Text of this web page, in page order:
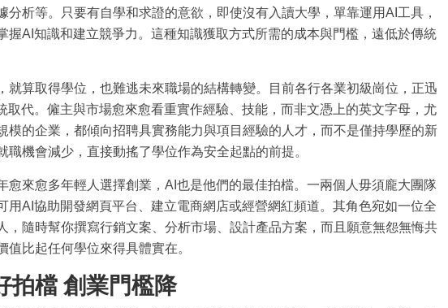
分析等。只要有自學和求證的意欲，即使沒有入讀大學，單靠運用AI工具，
握AI知識和建立競爭力。這種知識獲取方式所需的成本與門檻，遠低於傳統
就算取得學位，也難逃未來職場的結構轉變。目前各行各業初級崗位，正迅
取代。僱主與市場愈來愈看重實作經驗、技能，而非文憑上的英文字母，尤
模的企業，都傾向招聘具實務能力與項目經驗的人才，而不是僅持學歷的新
職機會減少，直接動搖了學位作為安全起點的前提。
愈來愈多年輕人選擇創業，AI也是他們的最佳拍檔。一兩個人毋須龐大團隊
用AI協助開發網頁平台、建立電商網店或經營網紅頻道。其角色宛如一位全
，隨時幫你撰寫行銷文案、分析市場、設計產品方案，而且願意無怨無悔共
值比起任何學位來得具體實在。
拍檔 創業門檻降